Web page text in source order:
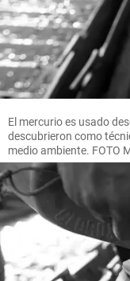
El mercurio es usado
descubrieron como
medio ambiente. FOTO